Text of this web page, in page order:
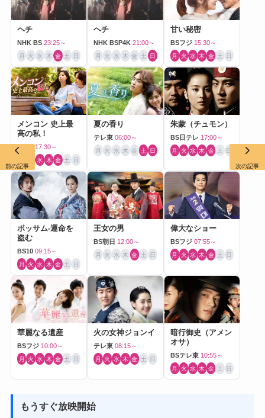
ヘチ
NHK BS 23:25～
月 火 水 木 金 土 日
ヘチ
NHK BSP4K 21:00～
月 火 水 木 金 土 日
甘い秘密
BSフジ 15:30～
月 火 水 木 金 土 日
メンコン 史上最
高の私！
BS12 17:30～
水 木 金 土 日
夏の香り
テレ東 06:00～
月 火 水 木 金 土 日
朱蒙（チュモン）
BS日テレ 17:00～
月 火 水 木 金 土 日
ポッサム-運命を
盗む
BS10 09:15～
月 火 水 木 金 土 日
王女の男
BS朝日 12:00～
月 火 水 木 金 土 日
偉大なショー
BSフジ 07:55～
月 火 水 木 金 土 日
華麗なる遺産
BSフジ 10:00～
月 火 水 木 金 土 日
火の女神ジョンイ
テレ東 08:15～
月 火 水 木 金 土 日
暗行御史（アメン
オサ）
BSテレ東 10:55～
月 火 水 木 金 土 日
もうすぐ放映開始
前の記事 次の記事